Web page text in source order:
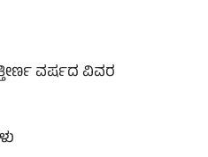
ವರ್ಷದ ವಿವರ